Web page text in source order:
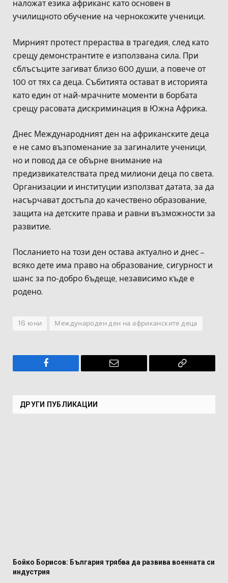
наложат езика африканс като основен в
училищното обучение на чернокожите ученици.
Мирният протест прераства в трагедия, след като
срещу демонстрантите е използвана сила. При
сблъсъците загиват близо 600 души, а повече от
100 от тях са деца. Събитията остават в историята
като един от най-мрачните моменти в борбата
срещу расовата дискриминация в Южна Африка.
Днес Международният ден на африканските деца
е не само възпоменание за загиналите ученици,
но и повод да се обърне внимание на
предизвикателствата пред милиони деца по света.
Организации и институции използват датата, за да
насърчават достъпа до качествено образование,
защита на детските права и равни възможности за
развитие.
Посланието на този ден остава актуално и днес –
всяко дете има право на образование, сигурност и
шанс за по-добро бъдеще, независимо къде е
родено.
16 юни Международен ден на африканските деца
Facebook Имейл
Копирай
ДРУГИ ПУБЛИКАЦИИ
Бойко Борисов: България трябва да развива военната си
индустрия